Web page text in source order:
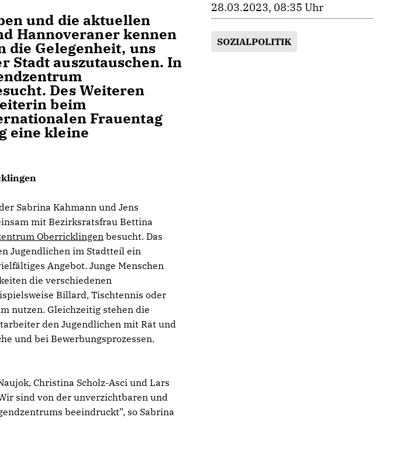
und die aktuellen
Hannoveraner kennen
die Gelegenheit, uns
Stadt auszutauschen. In
Des Weiteren
beim
Frauentag
eine kleine
Sabrina Kahmann und Jens
mit Bezirksratsfrau Bettina
Oberricklingen besucht. Das
Jugendlichen im Stadtteil ein
Angebot. Junge Menschen
die verschiedenen
Billard, Tischtennis oder
nutzen. Gleichzeitig stehen die
den Jugendlichen mit Rat und
und bei Bewerbungsprozessen.
Christina Scholz-Asci und Lars
sind von der unverzichtbaren und
beeindruckt”, so Sabrina
28.03.2023, 08:35 Uhr
SOZIALPOLITIK